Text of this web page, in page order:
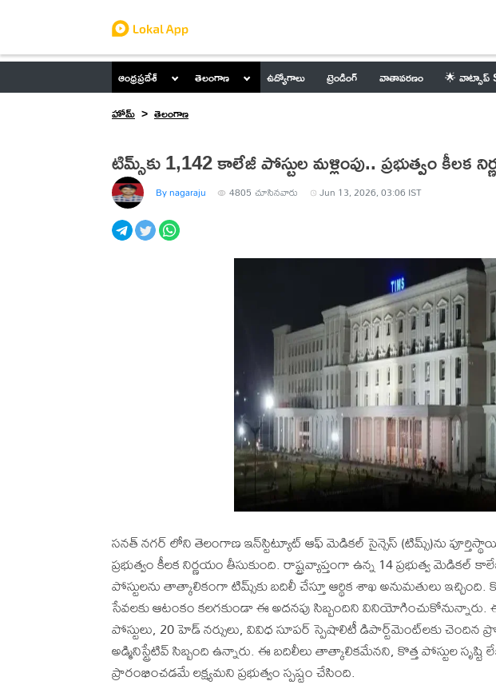
ఆంధ్రప్రదేశ్ తెలంగాణ ఉద్యోగాలు ట్రెండింగ్ వాతావరణం 🌟 వాట్సాప్
హోమ్
తెలంగాణ
టిమ్స్‌కు 1,142 కాలేజీ పోస్టుల మళ్లింపు.. ప్రభుత్వం కీలక
By nagaraju 4805 చూసినవారు Jun 13, 2026, 03:06 IST
సనత్ నగర్ లోని తెలంగాణ ఇన్‌స్టిట్యూట్ ఆఫ్ మెడికల్ సైన్సెస్ (టిమ్స్)ను
ప్రభుత్వం కీలక నిర్ణయం తీసుకుంది. రాష్ట్రవ్యాప్తంగా ఉన్న 14 ప్రభుత్వ మెడికల్
పోస్టులను తాత్కాలికంగా టిమ్స్‌కు బదిలీ చేస్తూ ఆర్థిక శాఖ అనుమతులు ఇచ్చింది.
సేవలకు ఆటంకం కలగకుండా ఈ అదనపు సిబ్బందిని వినియోగించుకోనున్నారు.
పోస్టులు, 20 హెడ్ నర్సులు, వివిధ సూపర్ స్పెషాలిటీ డిపార్ట్‌మెంట్‌లకు చెందిన
అడ్మినిస్ట్రేటివ్ సిబ్బంది ఉన్నారు. ఈ బదిలీలు తాత్కాలికమేనని, కొత్త పోస్టుల
ప్రారంభించడమే లక్ష్యమని ప్రభుత్వం స్పష్టం చేసింది.